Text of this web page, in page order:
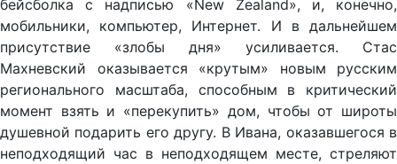
бейсболка с надписью «New Zealand», и, конечно,
мобильники, компьютер, Интернет. И в дальнейшем
присутствие «злобы дня» усиливается. Стас
Махневский оказывается «крутым» новым русским
регионального масштаба, способным в критический
момент взять и «перекупить» дом, чтобы от широты
душевной подарить его другу. В Ивана, оказавшегося в
неподходящий час в неподходящем месте, стреляют